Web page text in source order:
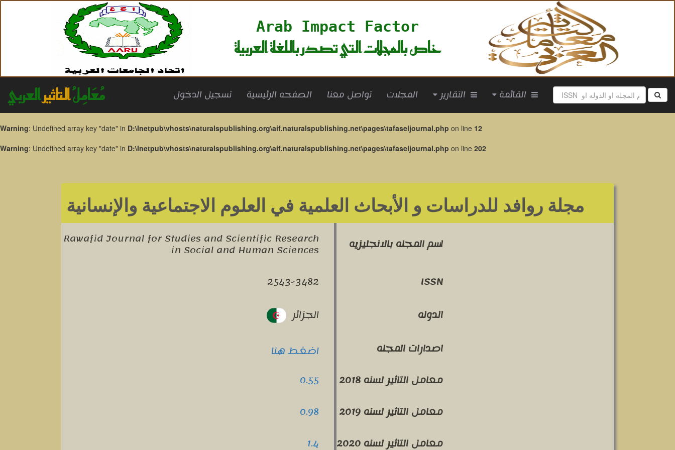
Arab Impact Factor
خاص بالمجلات التي تصدر باللغة العربية
مُعَامِلُالتاثيرالعربي تسجيل الدخول الصفحه الرئيسية(current)
تواصل معنا المجلات
Warning: Undefined array key "date" in D:\Inetpub\vhosts\naturalspublishing.org\aif.naturalspublishing.net\pages\tafaseljournal.php on line 12
Warning: Undefined array key "date" in D:\Inetpub\vhosts\naturalspublishing.org\aif.naturalspublishing.net\pages\tafaseljournal.php on line 202
مجلة روافد للدراسات و الأبحاث العلمية في العلوم الاجتماعية والإنسانية
اسم المجله بالانجليزيه Rawafid Journal for Studies and Scientific Research
in Social and Human Sciences
ISSN
2543-3482
الدوله
الجزائر
اصدارات المجله
اضغط هنا
معامل التاثير لسنه 2018
0.55
معامل التاثير لسنه 2019
0.98
معامل التاثير لسنه 2020
1.4